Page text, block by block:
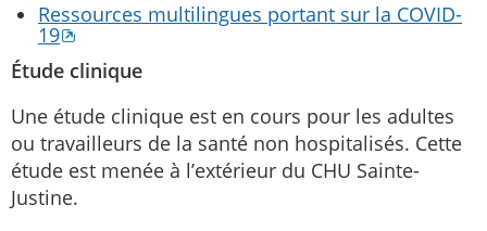
Ressources multilingues portant sur la COVID-
19
Étude clinique
Une étude clinique est en cours pour les adultes
ou travailleurs de la santé non hospitalisés. Cette
étude est menée à l’extérieur du CHU Sainte-
Justine.